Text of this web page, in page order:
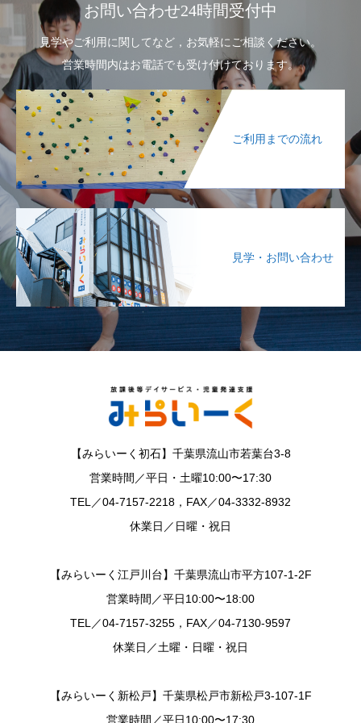
お問い合わせ24時間受付中
見学やご利用に関してなど，お気軽にご相談ください。
営業時間内はお電話でも受け付けております。
ご利用までの流れ
見学・お問い合わせ
【みらいーく初石】千葉県流山市若葉台3-8
営業時間／平日・土曜10:00〜17:30
TEL／04-7157-2218，FAX／04-3332-8932
休業日／日曜・祝日
【みらいーく江戸川台】千葉県流山市平方107-1-2F
営業時間／平日10:00〜18:00
TEL／04-7157-3255，FAX／04-7130-9597
休業日／土曜・日曜・祝日
【みらいーく新松戸】千葉県松戸市新松戸3-107-1F
営業時間／平日10:00〜17:30